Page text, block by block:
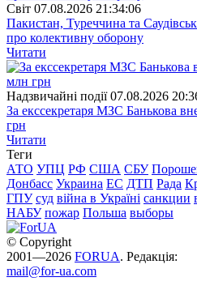
Свiт 07.08.2026 21:34:06
Пакистан, Туреччина та
про колективну оборону
Читати
Надзвичайні події 07.08.2026
За екссекретаря МЗС Банькова
грн
Читати
Теги
АТО УПЦ РФ США СБУ
Донбасс Украина ЕС ДТП Рада
ГПУ суд війна в Україні санкции
НАБУ пожар Польша выборы
© Copyright
2001—2026 FORUA. Редакція:
mail@for-ua.com